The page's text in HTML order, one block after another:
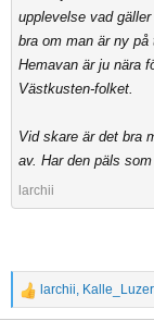
upplevelse vad
bra om man är ny på
Hemavan är ju nära
Västkusten-folket.
Vid skare är det bra
av. Har den päls
larchii
R
e
larchii